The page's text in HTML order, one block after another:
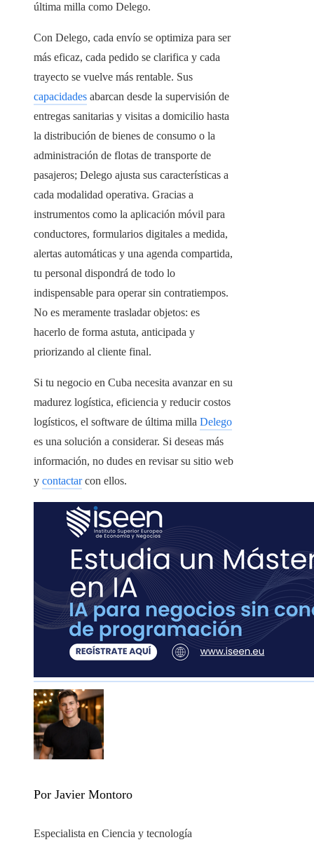
última milla como Delego.
Con Delego, cada envío se optimiza para ser
más eficaz, cada pedido se clarifica y cada
trayecto se vuelve más rentable. Sus
capacidades abarcan desde la supervisión de
entregas sanitarias y visitas a domicilio hasta
la distribución de bienes de consumo o la
administración de flotas de transporte de
pasajeros; Delego ajusta sus características a
cada modalidad operativa. Gracias a
instrumentos como la aplicación móvil para
conductores, formularios digitales a medida,
alertas automáticas y una agenda compartida,
tu personal dispondrá de todo lo
indispensable para operar sin contratiempos.
No es meramente trasladar objetos: es
hacerlo de forma astuta, anticipada y
priorizando al cliente final.
Si tu negocio en Cuba necesita avanzar en su
madurez logística, eficiencia y reducir costos
logísticos, el software de última milla Delego
es una solución a considerar. Si deseas más
información, no dudes en revisar su sitio web
y contactarcon ellos.
Por Javier Montoro
Especialista en Ciencia y tecnología